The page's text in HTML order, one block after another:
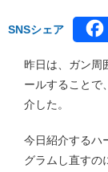
SNSシェア
昨日は、ガン周
ールすることで
介した。
今日紹介するハ
グラムし直すの